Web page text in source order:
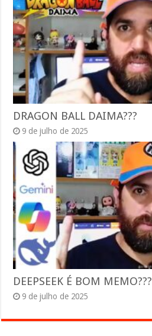
DRAGON BALL DAIMA???
9 de julho de 2025
DEEPSEEK É BOM MEMO???
9 de julho de 2025